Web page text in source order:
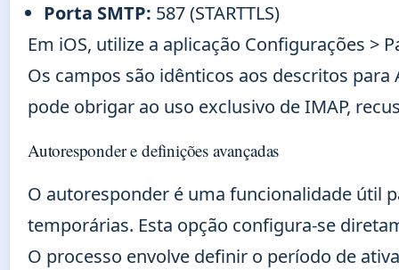
Porta SMTP: 587 (STARTTLS)
Em iOS, utilize a aplicação Configurações >
Os campos são idênticos aos descritos
pode obrigar ao uso exclusivo de IMAP,
Autoresponder e definições avançadas
O autoresponder é uma funcionalidade útil
temporárias. Esta opção configura-se
O processo envolve definir o período de